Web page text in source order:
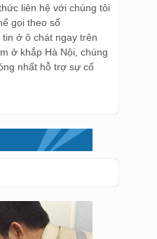
liên hệ với chúng tôi
gọi theo số
ở ô chát ngay trên
ở khắp Hà Nội, chúng
nhất hỗ trợ sự cố